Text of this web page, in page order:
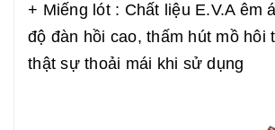
+ Miếng lót : Chất liệu E.V.A êm
độ đàn hồi cao, thấm hút mồ hôi
thật sự thoải mái khi sử dụng